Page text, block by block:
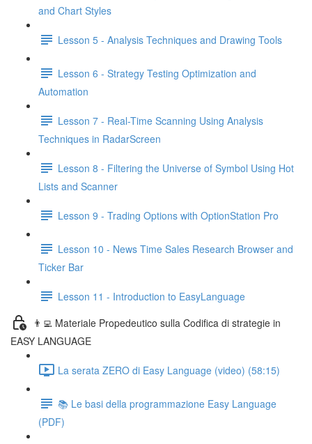
and Chart Styles
Lesson 5 - Analysis Techniques and Drawing Tools
Lesson 6 - Strategy Testing Optimization and
Automation
Lesson 7 - Real-Time Scanning Using Analysis
Techniques in RadarScreen
Lesson 8 - Filtering the Universe of Symbol Using Hot
Lists and Scanner
Lesson 9 - Trading Options with OptionStation Pro
Lesson 10 - News Time Sales Research Browser and
Ticker Bar
Lesson 11 - Introduction to EasyLanguage
👨‍💻 Materiale Propedeutico sulla Codifica di strategie in
EASY LANGUAGE
La serata ZERO di Easy Language (video) (58:15)
📚 Le basi della programmazione Easy Language
(PDF)